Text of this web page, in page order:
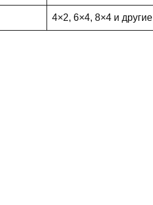
4×2, 6×4, 8×4 и другие